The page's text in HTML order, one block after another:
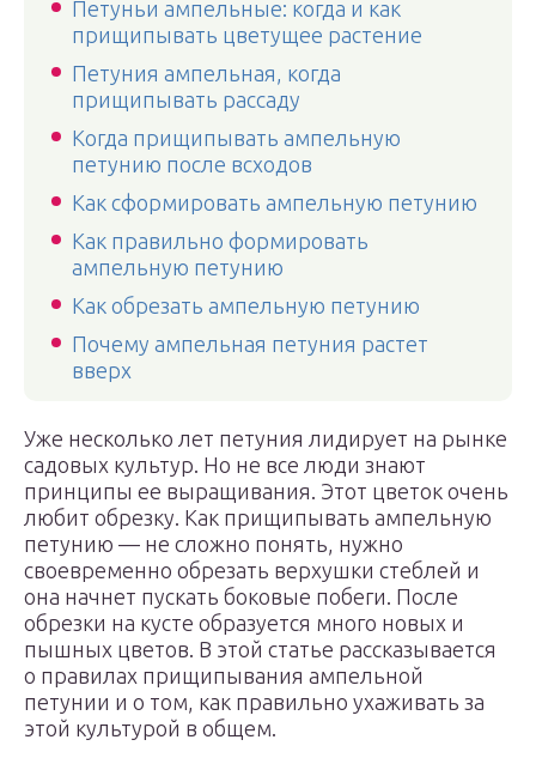
Петуньи ампельные: когда и как
прищипывать цветущее растение
Петуния ампельная, когда
прищипывать рассаду
Когда прищипывать ампельную
петунию после всходов
Как сформировать ампельную петунию
Как правильно формировать
ампельную петунию
Как обрезать ампельную петунию
Почему ампельная петуния растет
вверх
Уже несколько лет петуния лидирует на рынке
садовых культур. Но не все люди знают
принципы ее выращивания. Этот цветок очень
любит обрезку. Как прищипывать ампельную
петунию — не сложно понять, нужно
своевременно обрезать верхушки стеблей и
она начнет пускать боковые побеги. После
обрезки на кусте образуется много новых и
пышных цветов. В этой статье рассказывается
о правилах прищипывания ампельной
петунии и о том, как правильно ухаживать за
этой культурой в общем.